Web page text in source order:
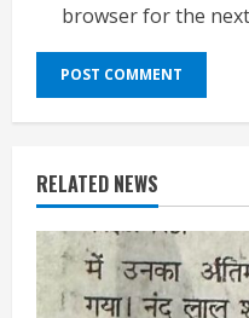
browser for the
RELATED NEWS